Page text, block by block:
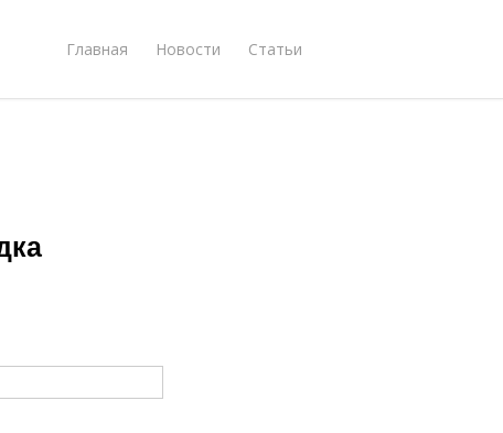
Главная Новости Статьи